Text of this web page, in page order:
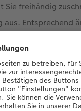
Sie freihändig
aus. Entsprechend
blauen
Seiten variieren